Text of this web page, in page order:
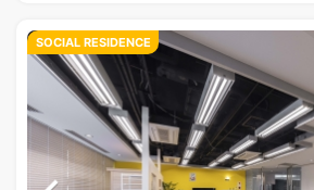
SOCIAL RESIDENCE